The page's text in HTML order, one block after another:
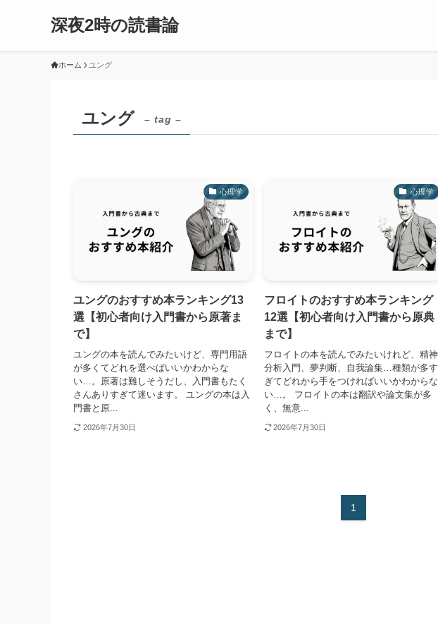
深夜2時の読書論
ホーム ユング
ユング – tag –
心理学
ユングのおすすめ本ランキング13
選【初心者向け入門書から原著ま
で】
ユングの本を読んでみたいけど、専門用語
が多くてどれを選べばいいかわからな
い…。原著は難しそうだし、入門書もたく
さんありすぎて迷います。 ユングの本は入
門書と原...
2026年7月30日
心理学
フロイトのおすすめ本ランキング
12選【初心者向け入門書から原典
まで】
フロイトの本を読んでみたいけれど、精神
分析入門、夢判断、自我論集…種類が多す
ぎてどれから手をつければいいかわからな
い…。 フロイトの本は翻訳や論文集が多
く、無意...
2026年7月30日
1